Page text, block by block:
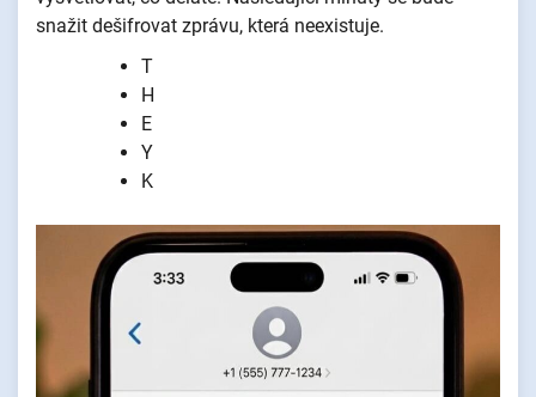
snažit dešifrovat zprávu, která neexistuje.
T
H
E
Y
K